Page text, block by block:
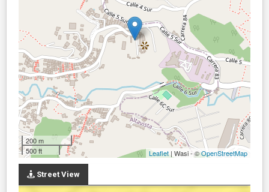
200 m
500 ft
Leaflet | Wasi - ©OpenStreetMap
Street View